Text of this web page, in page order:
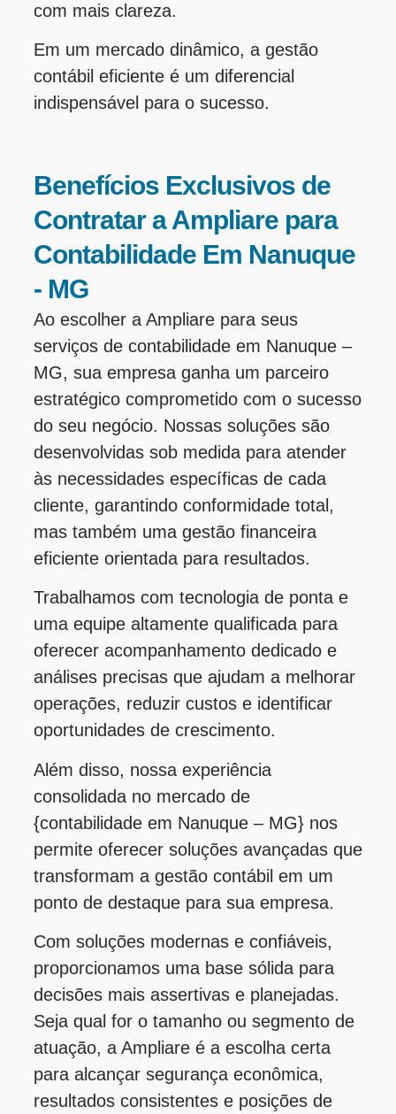
com mais clareza.
Em um mercado dinâmico, a gestão
contábil eficiente é um diferencial
indispensável para o sucesso.
Benefícios Exclusivos de
Contratar a Ampliare para
Contabilidade Em Nanuque
- MG
Ao escolher a Ampliare para seus
serviços de contabilidade em Nanuque –
MG, sua empresa ganha um parceiro
estratégico comprometido com o sucesso
do seu negócio. Nossas soluções são
desenvolvidas sob medida para atender
às necessidades específicas de cada
cliente, garantindo conformidade total,
mas também uma gestão financeira
eficiente orientada para resultados.
Trabalhamos com tecnologia de ponta e
uma equipe altamente qualificada para
oferecer acompanhamento dedicado e
análises precisas que ajudam a melhorar
operações, reduzir custos e identificar
oportunidades de crescimento.
Além disso, nossa experiência
consolidada no mercado de
{contabilidade em Nanuque – MG} nos
permite oferecer soluções avançadas que
transformam a gestão contábil em um
ponto de destaque para sua empresa.
Com soluções modernas e confiáveis,
proporcionamos uma base sólida para
decisões mais assertivas e planejadas.
Seja qual for o tamanho ou segmento de
atuação, a Ampliare é a escolha certa
para alcançar segurança econômica,
resultados consistentes e posições de